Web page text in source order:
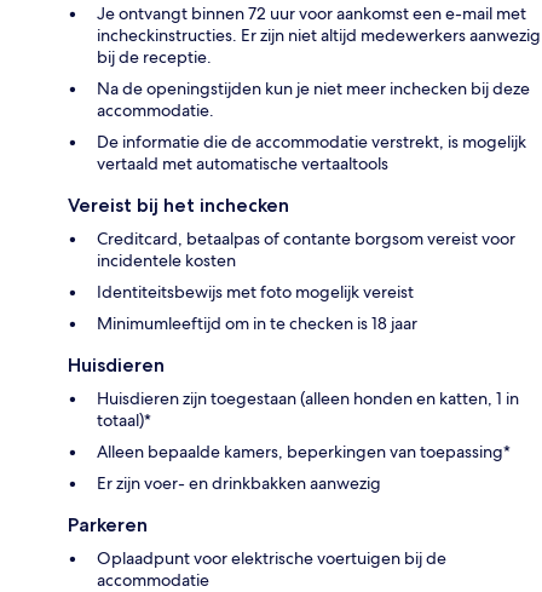
Je ontvangt binnen 72 uur voor aankomst een e-mail met
incheckinstructies. Er zijn niet altijd medewerkers aanwezig
bij de receptie.
Na de openingstijden kun je niet meer inchecken bij deze
accommodatie.
De informatie die de accommodatie verstrekt, is mogelijk
vertaald met automatische vertaaltools
Vereist bij het inchecken
Creditcard, betaalpas of contante borgsom vereist voor
incidentele kosten
Identiteitsbewijs met foto mogelijk vereist
Minimumleeftijd om in te checken is 18 jaar
Huisdieren
Huisdieren zijn toegestaan (alleen honden en katten, 1 in
totaal)*
Alleen bepaalde kamers, beperkingen van toepassing*
Er zijn voer- en drinkbakken aanwezig
Parkeren
Oplaadpunt voor elektrische voertuigen bij de
accommodatie